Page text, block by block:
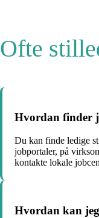
Ofte
Hvordan finder
Du kan finde ledige
jobportaler, på
kontakte lokale
Hvordan kan